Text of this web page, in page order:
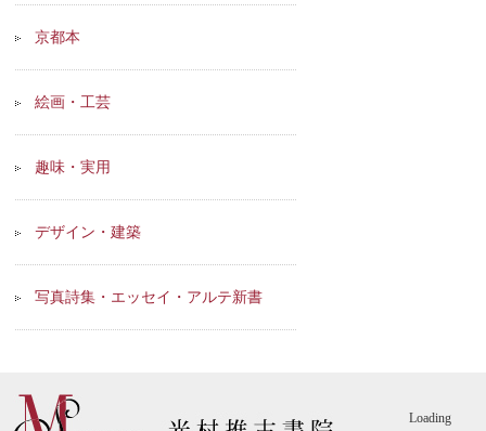
京都本
絵画・工芸
趣味・実用
デザイン・建築
写真詩集・エッセイ・アルテ新書
Loading